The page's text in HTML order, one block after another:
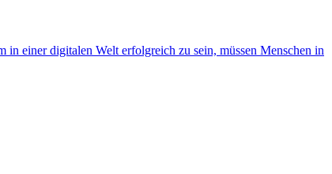
in einer digitalen Welt erfolgreich zu sein, müssen Menschen in